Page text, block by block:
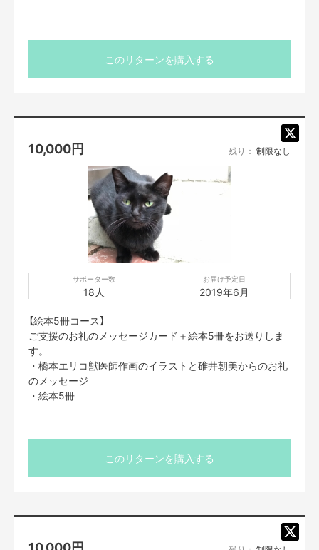
このリターンを購入する
10,000円 残り： 制限なし
サポーター数
18人
お届け予定日
2019年6月
【絵本5冊コース】
ご支援のお礼のメッセージカード＋絵本5冊をお送りしま
す。
・橋本エリコ獣医師作画のイラストと碓井朝美からのお礼
のメッセージ
・絵本5冊
このリターンを購入する